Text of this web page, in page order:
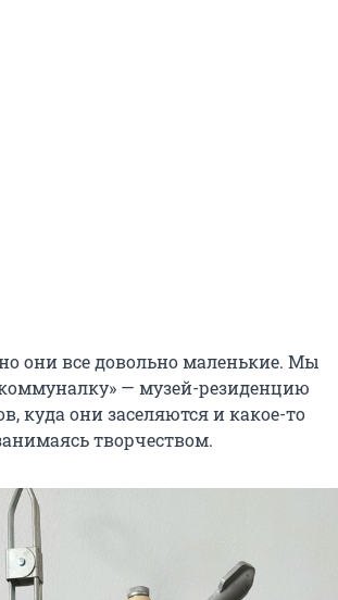
они все довольно маленькие. Мы
— музей-резиденцию
куда они заселяются и какое-то
творчеством.